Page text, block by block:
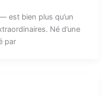
est bien plus qu’un
Né d’une
par